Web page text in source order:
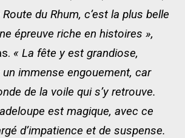
du Rhum, c’est la plus belle
épreuve riche en histoires »,
« La fête y est grandiose,
immense engouement, car
de la voile qui s’y retrouve.
est magique, avec ce
d’impatience et de suspense.